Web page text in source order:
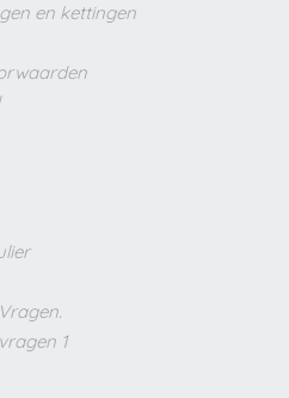
en kettingen
1